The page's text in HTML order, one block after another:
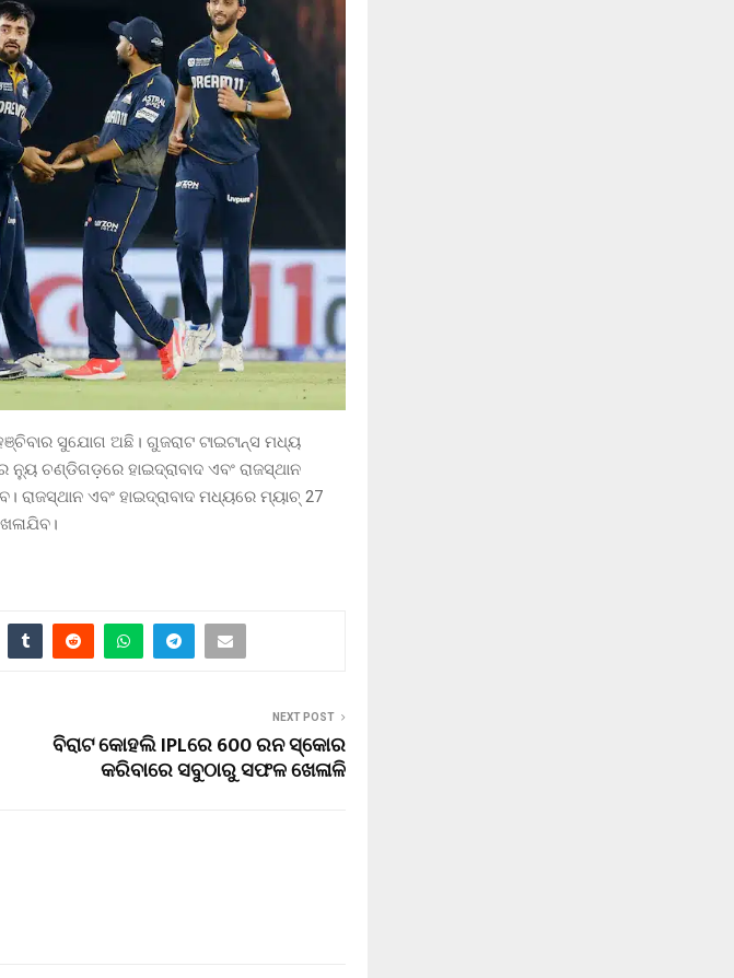
ସୁଯୋଗ ଅଛି। ଗୁଜରାଟ ଟାଇଟାନ୍ସ ମଧ୍ୟ
ଚଣ୍ଡିଗଡ଼ରେ ହାଇଦ୍ରାବାଦ ଏବଂ ରାଜସ୍ଥାନ
ଏବଂ ହାଇଦ୍ରାବାଦ ମଧ୍ୟରେ ମ୍ୟାଚ୍ 27
NEXT POST
ବିରାଟ କୋହଲି IPLରେ 600 ରନ ସ୍କୋର
କରିବାରେ ସବୁଠାରୁ ସଫଳ ଖେଳାଳି